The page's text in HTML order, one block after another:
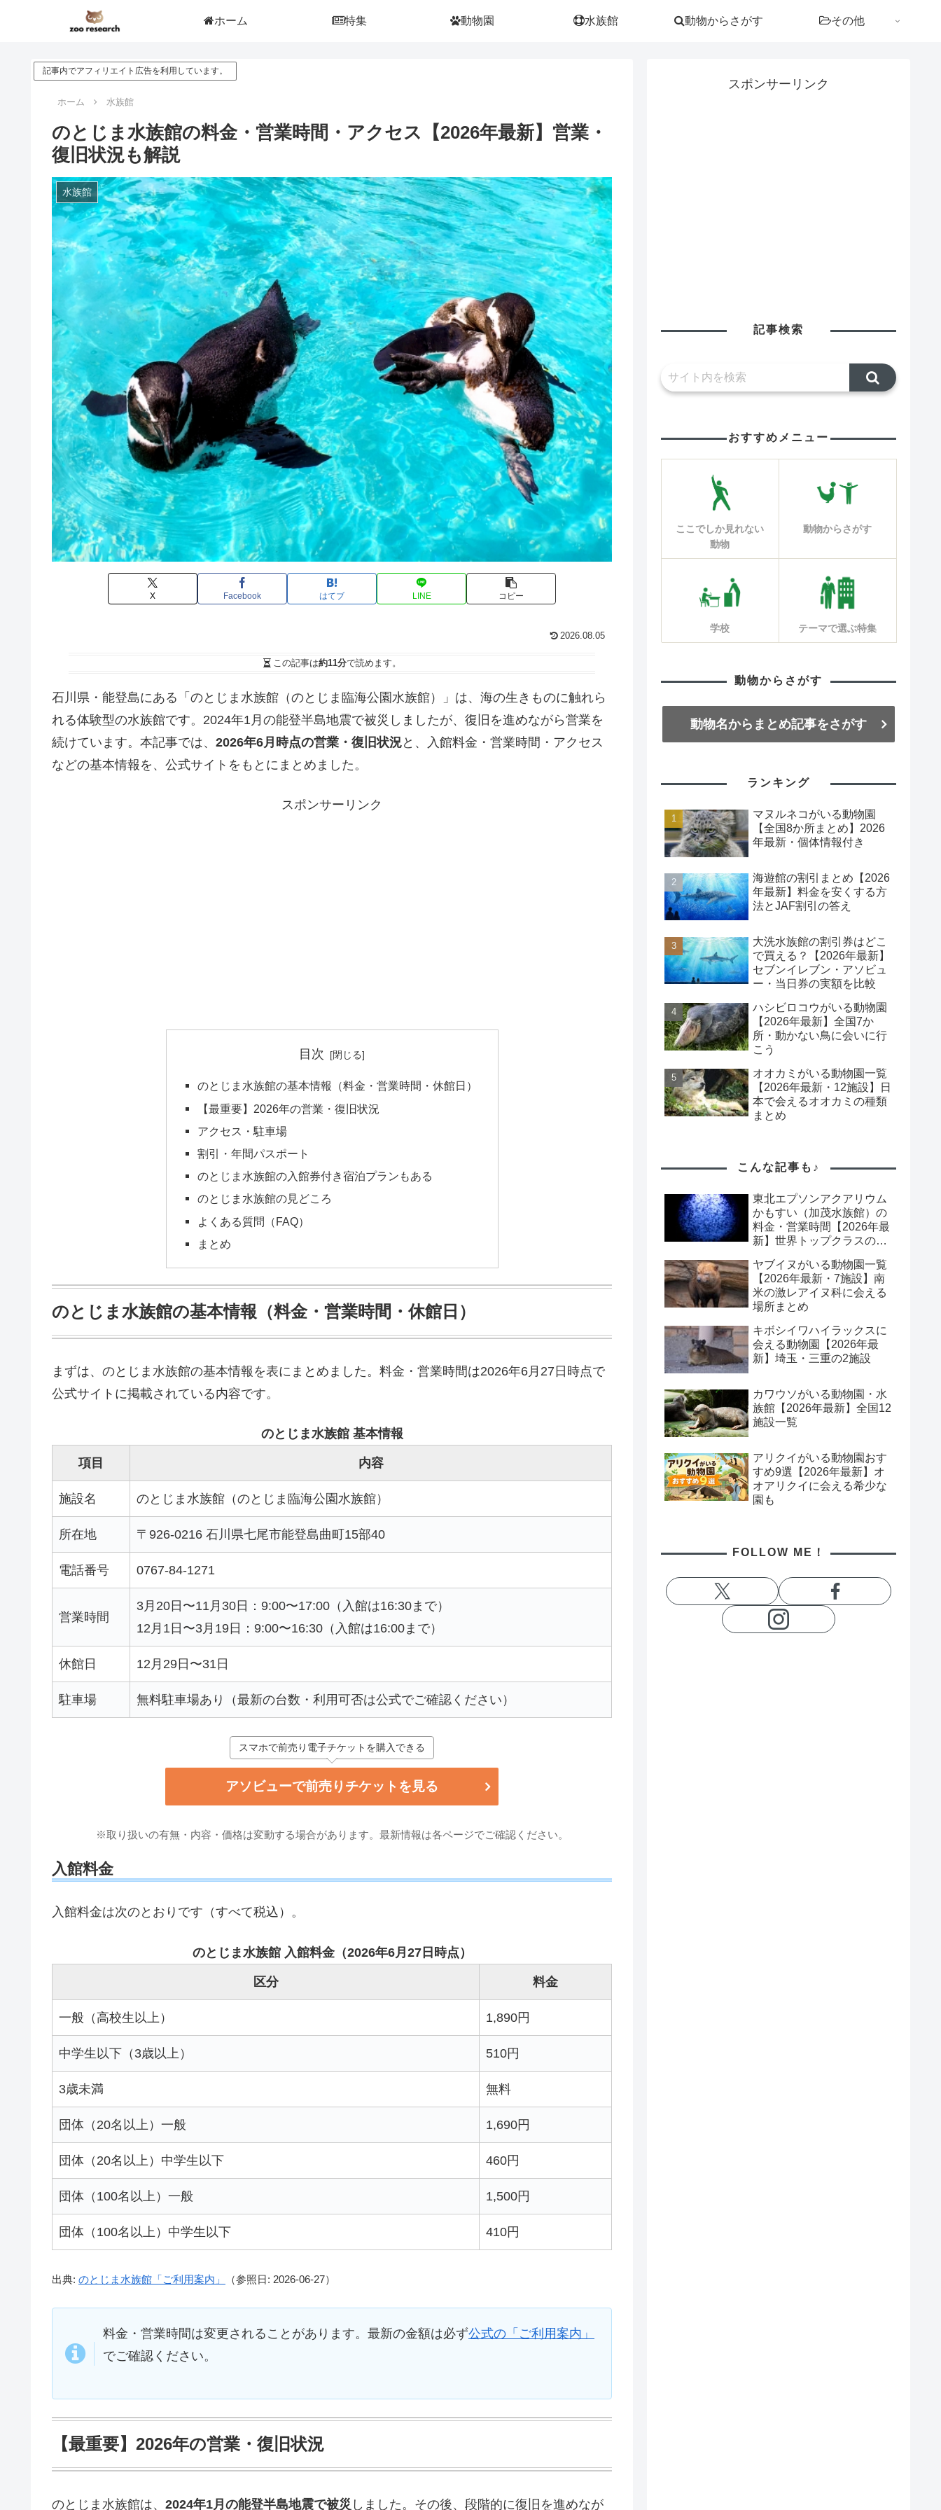
ホーム 特集 動物園 水族館 動物からさがす その他
記事内でアフィリエイト広告を利用しています。
ホーム 水族館
のとじま水族館の料金・営業時間・アクセス【2026年最新】営業・
復旧状況も解説
水族館
X Facebook はてブ LINE コピー
2026.08.05
この記事は約11分で読めます。
石川県・能登島にある「のとじま水族館（のとじま臨海公園水族館）」は、海の生きものに触れら
れる体験型の水族館です。2024年1月の能登半島地震で被災しましたが、復旧を進めながら営業を
続けています。本記事では、 2026年6月時点の営業・復旧状況と、入館料金・営業時間・アクセス
などの基本情報を、公式サイトをもとにまとめました。
スポンサーリンク
目次
のとじま水族館の基本情報（料金・営業時間・休館日）
【最重要】2026年の営業・復旧状況
アクセス・駐車場
割引・年間パスポート
のとじま水族館の入館券付き宿泊プランもある
のとじま水族館の見どころ
よくある質問（FAQ）
まとめ
のとじま水族館の基本情報（料金・営業時間・休館日）
まずは、のとじま水族館の基本情報を表にまとめました。料金・営業時間は2026年6月27日時点で
公式サイトに掲載されている内容です。
のとじま水族館 基本情報
項目 内容
施設名 のとじま水族館（のとじま臨海公園水族館）
所在地 〒926-0216 石川県七尾市能登島曲町15部40
電話番号 0767-84-1271
営業時間
3月20日〜11月30日：9:00〜17:00（入館は16:30まで）
12月1日〜3月19日：9:00〜16:30（入館は16:00まで）
休館日 12月29日〜31日
駐車場 無料駐車場あり（最新の台数・利用可否は公式でご確認ください）
スマホで前売り電子チケットを購入できる
アソビューで前売りチケットを見る
※取り扱いの有無・内容・価格は変動する場合があります。最新情報は各ページでご確認ください。
入館料金
入館料金は次のとおりです（すべて税込）。
のとじま水族館 入館料金（2026年6月27日時点）
区分 料金
一般（高校生以上） 1,890円
中学生以下（3歳以上） 510円
3歳未満 無料
団体（20名以上）一般 1,690円
団体（20名以上）中学生以下 460円
団体（100名以上）一般 1,500円
団体（100名以上）中学生以下 410円
出典: のとじま水族館「ご利用案内」 （参照日: 2026-06-27）
料金・営業時間は変更されることがあります。最新の金額は必ず公式の「ご利用案内」
でご確認ください。
【最重要】2026年の営業・復旧状況
のとじま水族館は、 2024年1月の能登半島地震で被災 しました。その後、段階的に復旧を進めなが
スポンサーリンク
記事検索
おすすめメニュー
ここでしか見れない
動物
動物からさがす
学校 テーマで選ぶ特集
動物からさがす
動物名からまとめ記事をさがす
ランキング
マヌルネコがいる動物園
【全国8か所まとめ】2026
年最新・個体情報付き
海遊館の割引まとめ【2026
年最新】料金を安くする方
法とJAF割引の答え
大洗水族館の割引券はどこ
で買える？【2026年最新】
セブンイレブン・アソビュ
ー・当日券の実額を比較
ハシビロコウがいる動物園
【2026年最新】全国7か
所・動かない鳥に会いに行
こう
オオカミがいる動物園一覧
【2026年最新・12施設】日
本で会えるオオカミの種類
まとめ
こんな記事も♪
東北エプソンアクアリウム
かもすい（加茂水族館）の
料金・営業時間【2026年最
新】世界トップクラスのク
ヤブイヌがいる動物園一覧
【2026年最新・7施設】南
米の激レアイヌ科に会える
場所まとめ
キボシイワハイラックスに
会える動物園【2026年最
新】埼玉・三重の2施設
カワウソがいる動物園・水
族館【2026年最新】全国12
施設一覧
アリクイがいる動物園おす
すめ9選【2026年最新】オ
オアリクイに会える希少な
園も
FOLLOW ME！